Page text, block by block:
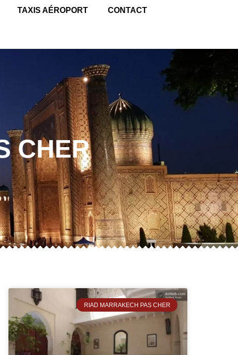
TAXIS AÉROPORT CONTACT
CHER
RIAD MARRAKECH PAS CHER